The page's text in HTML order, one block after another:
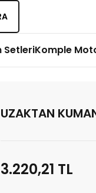
SetleriKomple
UZAKTAN
3.220,21 TL